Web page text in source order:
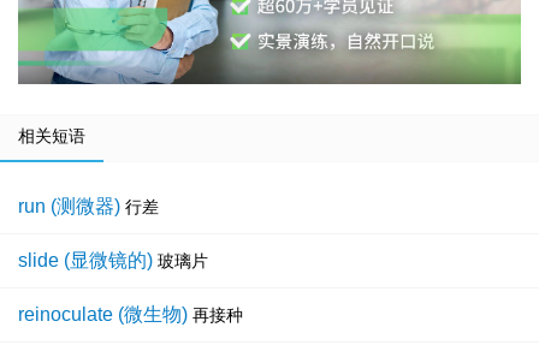
相关短语
run (测微器) 行差
slide (显微镜的) 玻璃片
reinoculate (微生物) 再接种